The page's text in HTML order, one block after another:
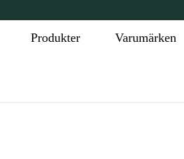
Produkter Varumärken